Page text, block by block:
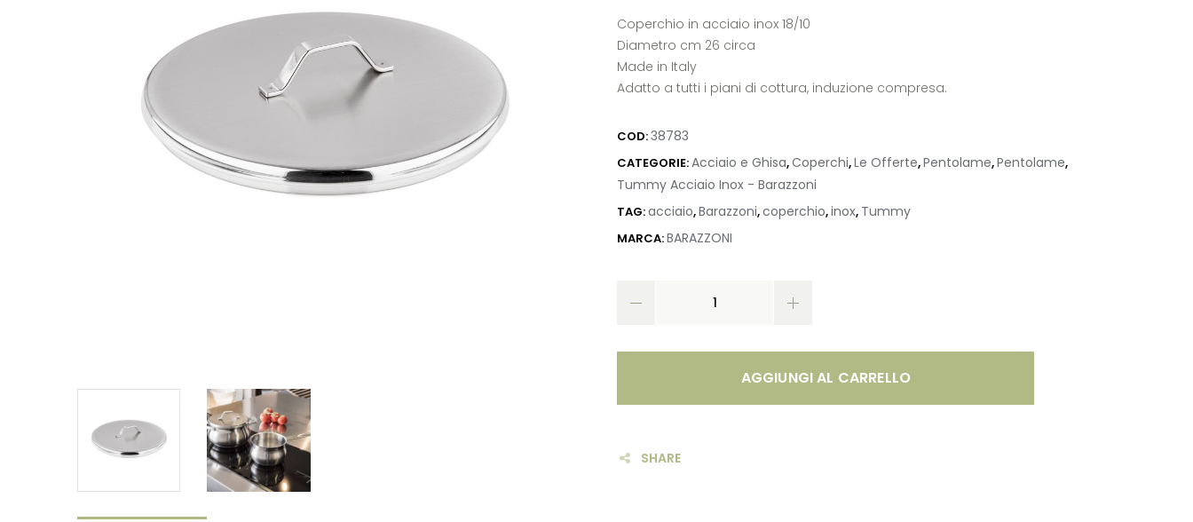
Coperchio in acciaio inox 18/10
Diametro cm 26 circa
Made in Italy
Adatto a tutti i piani di cottura, induzione compresa.
COD:38783
CATEGORIE:Acciaio e Ghisa,Coperchi,Le Offerte,Pentolame,Pentolame,
Tummy Acciaio Inox - Barazzoni
TAG:acciaio,Barazzoni,coperchio,inox, Tummy
MARCA:BARAZZONI
AGGIUNGI AL CARRELLO
SHARE